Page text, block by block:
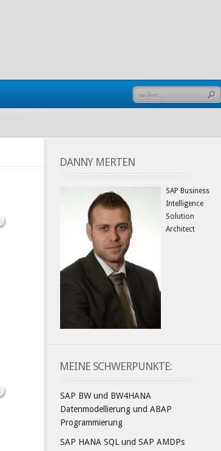
DANNY MERTEN
SAP Business
Intelligence
Solution
Architect
MEINE SCHWERPUNKTE:
SAP BW und BW4HANA
Datenmodellierung und ABAP
Programmierung
SAP HANA SQL und SAP AMDPs